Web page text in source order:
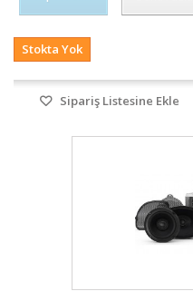
Stokta Yok
Sipariş Listesine Ekle